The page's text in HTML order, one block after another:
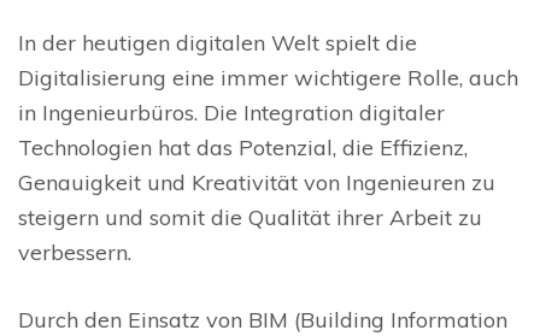
In der heutigen digitalen Welt spielt die
Digitalisierung eine immer wichtigere Rolle, auch
in Ingenieurbüros. Die Integration digitaler
Technologien hat das Potenzial, die Effizienz,
Genauigkeit und Kreativität von Ingenieuren zu
steigern und somit die Qualität ihrer Arbeit zu
verbessern.
Durch den Einsatz von BIM (Building Information